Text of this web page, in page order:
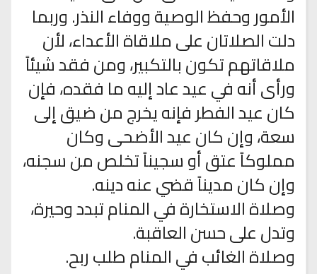
الأمور وحفظ الوصية ووفاء النذر. وربما
دلت الصلاتان على ملاقاة الأعداء، لأن
ملاقاتهم تكون بالتكبير، ومن فقد شيئاً
ورأى أنه في عيد عاد إليه ما فقده، فإن
كان عيد الفطر فإنه يخرج من ضيق إلى
سعة، وإن كان عيد الأضحى وكان
مملوكاً عتق أو سجيناً تخلص من سجنه،
وإن كان مديناً قضي عنه دينه.
وصلاة الاستخارة في المنام تبدد وحيرة،
وتدل على حسن العاقبة.
وصلاة الغائب في المنام طلب ربح.